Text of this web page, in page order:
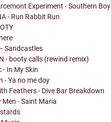
Experiment - Southern Boy
- Run Rabbit Run
Sandcastles
- booty calls (rewind remix)
- In My Skin
- Ya no me doy
Feathers - Dive Bar Breakdown
Men - Saint Maria